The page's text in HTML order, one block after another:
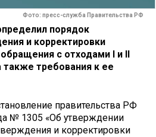
Фото: пресс-служба Правительства РФ
порядок
и корректировки
с отходами I и II
также требования к ее
правительства РФ
№ 1305 «Об утверждении
и корректировки